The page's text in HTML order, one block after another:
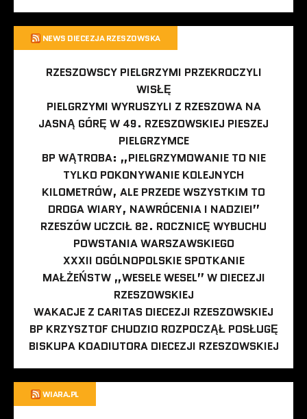
NEWS DIECEZJA RZESZOWSKA
RZESZOWSCY PIELGRZYMI PRZEKROCZYLI
WISŁĘ
PIELGRZYMI WYRUSZYLI Z RZESZOWA NA
JASNĄ GÓRĘ W 49. RZESZOWSKIEJ PIESZEJ
PIELGRZYMCE
BP WĄTROBA: „PIELGRZYMOWANIE TO NIE
TYLKO POKONYWANIE KOLEJNYCH
KILOMETRÓW, ALE PRZEDE WSZYSTKIM TO
DROGA WIARY, NAWRÓCENIA I NADZIEI”
RZESZÓW UCZCIŁ 82. ROCZNICĘ WYBUCHU
POWSTANIA WARSZAWSKIEGO
XXXII OGÓLNOPOLSKIE SPOTKANIE
MAŁŻEŃSTW „WESELE WESEL” W DIECEZJI
RZESZOWSKIEJ
WAKACJE Z CARITAS DIECEZJI RZESZOWSKIEJ
BP KRZYSZTOF CHUDZIO ROZPOCZĄŁ POSŁUGĘ
BISKUPA KOADIUTORA DIECEZJI RZESZOWSKIEJ
WIARA.PL